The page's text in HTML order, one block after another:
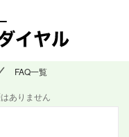
FAQ一覧
ありません